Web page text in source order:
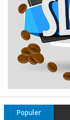
Populer